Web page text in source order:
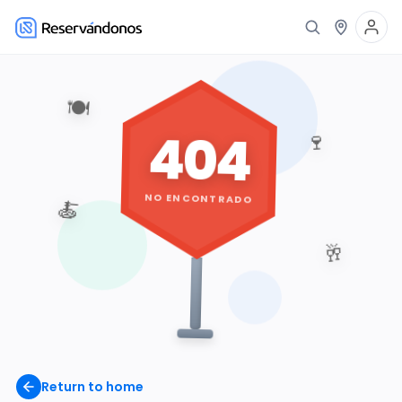
Return to home
🍽️
🍷
🥂
🍝
404
NO ENCONTRADO